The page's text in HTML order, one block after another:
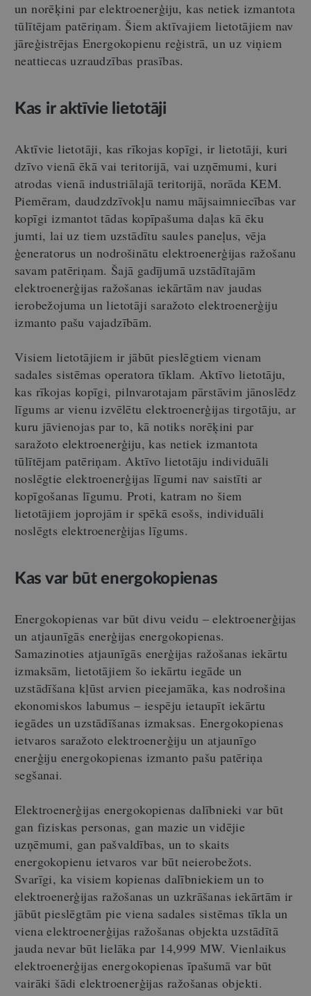
un norēķini par elektroenerģiju, kas netiek izmantota
tūlītējam patēriņam. Šiem aktīvajiem lietotājiem nav
jāreģistrējas Energokopienu reģistrā, un uz viņiem
neattiecas uzraudzības prasības.
Kas ir aktīvie lietotāji
Aktīvie lietotāji, kas rīkojas kopīgi, ir lietotāji, kuri
dzīvo vienā ēkā vai teritorijā, vai uzņēmumi, kuri
atrodas vienā industriālajā teritorijā, norāda KEM.
Piemēram, daudzdzīvokļu namu mājsaimniecības var
kopīgi izmantot tādas kopīpašuma daļas kā ēku
jumti, lai uz tiem uzstādītu saules paneļus, vēja
ģeneratorus un nodrošinātu elektroenerģijas ražošanu
savam patēriņam. Šajā gadījumā uzstādītajām
elektroenerģijas ražošanas iekārtām nav jaudas
ierobežojuma un lietotāji saražoto elektroenerģiju
izmanto pašu vajadzībām.
Visiem lietotājiem ir jābūt pieslēgtiem vienam
sadales sistēmas operatora tīklam. Aktīvo lietotāju,
kas rīkojas kopīgi, pilnvarotajam pārstāvim jānoslēdz
līgums ar vienu izvēlētu elektroenerģijas tirgotāju, ar
kuru jāvienojas par to, kā notiks norēķini par
saražoto elektroenerģiju, kas netiek izmantota
tūlītējam patēriņam. Aktīvo lietotāju individuāli
noslēgtie elektroenerģijas līgumi nav saistīti ar
kopīgošanas līgumu. Proti, katram no šiem
lietotājiem joprojām ir spēkā esošs, individuāli
noslēgts elektroenerģijas līgums.
Kas var būt energokopienas
Energokopienas var būt divu veidu – elektroenerģijas
un atjaunīgās enerģijas energokopienas.
Samazinoties atjaunīgās enerģijas ražošanas iekārtu
izmaksām, lietotājiem šo iekārtu iegāde un
uzstādīšana kļūst arvien pieejamāka, kas nodrošina
ekonomiskos labumus – iespēju ietaupīt iekārtu
iegādes un uzstādīšanas izmaksas. Energokopienas
ietvaros saražoto elektroenerģiju un atjaunīgo
enerģiju energokopienas izmanto pašu patēriņa
segšanai.
Elektroenerģijas energokopienas dalībnieki var būt
gan fiziskas personas, gan mazie un vidējie
uzņēmumi, gan pašvaldības, un to skaits
energokopienu ietvaros var būt neierobežots.
Svarīgi, ka visiem kopienas dalībniekiem un to
elektroenerģijas ražošanas un uzkrāšanas iekārtām ir
jābūt pieslēgtām pie viena sadales sistēmas tīkla un
viena elektroenerģijas ražošanas objekta uzstādītā
jauda nevar būt lielāka par 14,999 MW. Vienlaikus
elektroenerģijas energokopienas īpašumā var būt
vairāki šādi elektroenerģijas ražošanas objekti.